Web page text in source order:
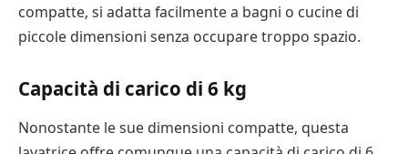
compatte, si adatta facilmente a bagni o cucine di
piccole dimensioni senza occupare troppo spazio.
Capacità di carico di 6 kg
Nonostante le sue dimensioni compatte, questa